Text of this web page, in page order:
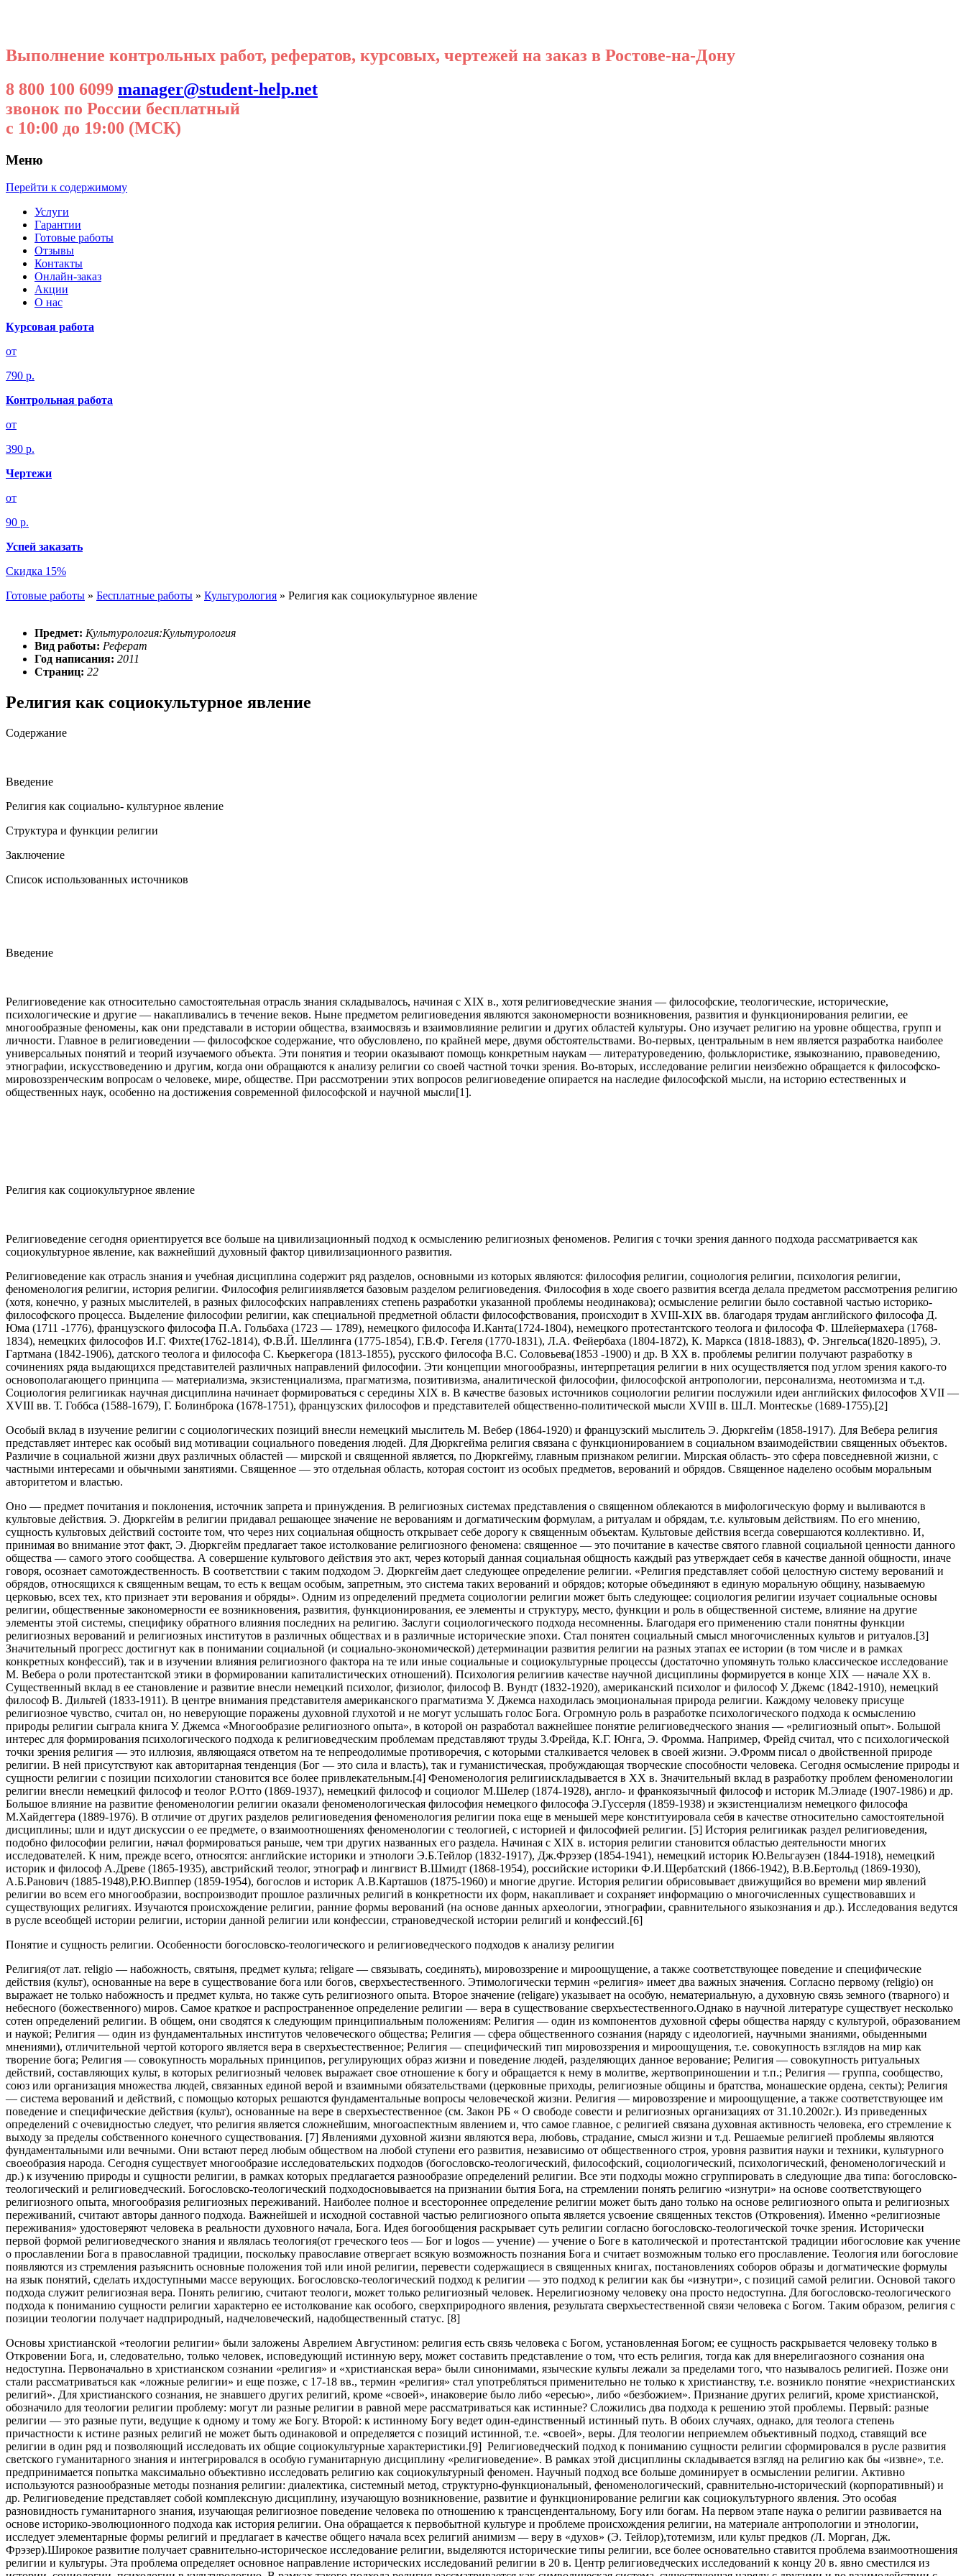
Выполнение контрольных работ, рефератов, курсовых, чертежей на заказ в Ростове-на-Дону
8 800 100 6099 manager@student-help.net
звонок по России бесплатный
с 10:00 до 19:00 (МСК)
Меню
Перейти к содержимому
Услуги
Гарантии
Готовые работы
Отзывы
Контакты
Онлайн-заказ
Акции
О нас
Курсовая работа
от
790 р.
Контрольная работа
от
390 р.
Чертежи
от
90 р.
Успей заказать
Скидка 15%
Готовые работы » Бесплатные работы » Культурология » Религия как социокультурное явление
Предмет: Культурология:Культурология
Вид работы: Реферат
Год написания: 2011
Страниц: 22
Религия как социокультурное явление
Содержание
Введение
Религия как социально- культурное явление
Структура и функции религии
Заключение
Список использованных источников
Введение
Религиоведение как относительно самостоятельная отрасль знания складывалось, начиная с XIX в., хотя религиоведческие знания — философские, теологические, исторические,
психологические и другие — накапливались в течение веков. Ныне предметом религиоведения являются закономерности возникновения, развития и функционирования религии, ее
многообразные феномены, как они представали в истории общества, взаимосвязь и взаимовлияние религии и других областей культуры. Оно изучает религию на уровне общества, групп и
личности. Главное в религиоведении — философское содержание, что обусловлено, по крайней мере, двумя обстоятельствами. Во-первых, центральным в нем является разработка наиболее
универсальных понятий и теорий изучаемого объекта. Эти понятия и теории оказывают помощь конкретным наукам — литературоведению, фольклористике, языкознанию, правоведению,
этнографии, искусствоведению и другим, когда они обращаются к анализу религии со своей частной точки зрения. Во-вторых, исследование религии неизбежно обращается к философско-
мировоззренческим вопросам о человеке, мире, обществе. При рассмотрении этих вопросов религиоведение опирается на наследие философской мысли, на историю естественных и
общественных наук, особенно на достижения современной философской и научной мысли[1].
Религия как социокультурное явление
Религиоведение сегодня ориентируется все больше на цивилизационный подход к осмыслению религиозных феноменов. Религия с точки зрения данного подхода рассматривается как
социокультурное явление, как важнейший духовный фактор цивилизационного развития.
Религиоведение как отрасль знания и учебная дисциплина содержит ряд разделов, основными из которых являются: философия религии, социология религии, психология религии,
феноменология религии, история религии. Философия религииявляется базовым разделом религиоведения. Философия в ходе своего развития всегда делала предметом рассмотрения религию
(хотя, конечно, у разных мыслителей, в разных философских направлениях степень разработки указанной проблемы неодинакова); осмысление религии было составной частью историко-
философского процесса. Выделение философии религии, как специальной предметной области философствования, происходит в XVIII-XIX вв. благодаря трудам английского философа Д.
Юма (1711 -1776), французского философа П.А. Гольбаха (1723 — 1789), немецкого философа И.Канта(1724-1804), немецкого протестантского теолога и философа Ф. Шлейермахера (1768-
1834), немецких философов И.Г. Фихте(1762-1814), Ф.В.Й. Шеллинга (1775-1854), Г.В.Ф. Гегеля (1770-1831), Л.А. Фейербаха (1804-1872), К. Маркса (1818-1883), Ф. Энгельса(1820-1895), Э.
Гартмана (1842-1906), датского теолога и философа С. Кьеркегора (1813-1855), русского философа В.С. Соловьева(1853 -1900) и др. В XX в. проблемы религии получают разработку в
сочинениях ряда выдающихся представителей различных направлений философии. Эти концепции многообразны, интерпретация религии в них осуществляется под углом зрения какого-то
основополагающего принципа — материализма, экзистенциализма, прагматизма, позитивизма, аналитической философии, философской антропологии, персонализма, неотомизма и т.д.
Социология религиикак научная дисциплина начинает формироваться с середины XIX в. В качестве базовых источников социологии религии послужили идеи английских философов XVII —
XVIII вв. Т. Гоббса (1588-1679), Г. Болинброка (1678-1751), французских философов и представителей общественно-политической мысли XVIII в. Ш.Л. Монтескье (1689-1755).[2]
Особый вклад в изучение религии с социологических позиций внесли немецкий мыслитель М. Вебер (1864-1920) и французский мыслитель Э. Дюркгейм (1858-1917). Для Вебера религия
представляет интерес как особый вид мотивации социального поведения людей. Для Дюркгейма религия связана с функционированием в социальном взаимодействии священных объектов.
Различие в социальной жизни двух различных областей — мирской и священной является, по Дюркгейму, главным признаком религии. Мирская область- это сфера повседневной жизни, с
частными интересами и обычными занятиями. Священное — это отдельная область, которая состоит из особых предметов, верований и обрядов. Священное наделено особым моральным
авторитетом и властью.
Оно — предмет почитания и поклонения, источник запрета и принуждения. В религиозных системах представления о священном облекаются в мифологическую форму и выливаются в
культовые действия. Э. Дюркгейм в религии придавал решающее значение не верованиям и догматическим формулам, а ритуалам и обрядам, т.е. культовым действиям. По его мнению,
сущность культовых действий состоите том, что через них социальная общность открывает себе дорогу к священным объектам. Культовые действия всегда совершаются коллективно. И,
принимая во внимание этот факт, Э. Дюркгейм предлагает такое истолкование религиозного феномена: священное — это почитание в качестве святого главной социальной ценности данного
общества — самого этого сообщества. А совершение культового действия это акт, через который данная социальная общность каждый раз утверждает себя в качестве данной общности, иначе
говоря, осознает самотождественность. В соответствии с таким подходом Э. Дюркгейм дает следующее определение религии. «Религия представляет собой целостную систему верований и
обрядов, относящихся к священным вещам, то есть к вещам особым, запретным, это система таких верований и обрядов; которые объединяют в единую моральную общину, называемую
церковью, всех тех, кто признает эти верования и обряды». Одним из определений предмета социологии религии может быть следующее: социология религии изучает социальные основы
религии, общественные закономерности ее возникновения, развития, функционирования, ее элементы и структуру, место, функции и роль в общественной системе, влияние на другие
элементы этой системы, специфику обратного влияния последних на религию. Заслуги социологического подхода несомненны. Благодаря его применению стали понятны функции
религиозных верований и религиозных институтов в различных обществах и в различные исторические эпохи. Стал понятен социальный смысл многочисленных культов и ритуалов.[3]
Значительный прогресс достигнут как в понимании социальной (и социально-экономической) детерминации развития религии на разных этапах ее истории (в том числе и в рамках
конкретных конфессий), так и в изучении влияния религиозного фактора на те или иные социальные и социокультурные процессы (достаточно упомянуть только классическое исследование
М. Вебера о роли протестантской этики в формировании капиталистических отношений). Психология религиив качестве научной дисциплины формируется в конце XIX — начале XX в.
Существенный вклад в ее становление и развитие внесли немецкий психолог, физиолог, философ В. Вундт (1832-1920), американский психолог и философ У. Джемс (1842-1910), немецкий
философ В. Дильтей (1833-1911). В центре внимания представителя американского прагматизма У. Джемса находилась эмоциональная природа религии. Каждому человеку присуще
религиозное чувство, считал он, но неверующие поражены духовной глухотой и не могут услышать голос Бога. Огромную роль в разработке психологического подхода к осмыслению
природы религии сыграла книга У. Джемса «Многообразие религиозного опыта», в которой он разработал важнейшее понятие религиоведческого знания — «религиозный опыт». Большой
интерес для формирования психологического подхода к религиоведческим проблемам представляют труды 3.Фрейда, К.Г. Юнга, Э. Фромма. Например, Фрейд считал, что с психологической
точки зрения религия — это иллюзия, являющаяся ответом на те непреодолимые противоречия, с которыми сталкивается человек в своей жизни. Э.Фромм писал о двойственной природе
религии. В ней присутствуют как авторитарная тенденция (Бог — это сила и власть), так и гуманистическая, пробуждающая творческие способности человека. Сегодня осмысление природы и
сущности религии с позиции психологии становится все более привлекательным.[4] Феноменология религиискладывается в XX в. Значительный вклад в разработку проблем феноменологии
религии внесли немецкий философ и теолог Р.Отто (1869-1937), немецкий философ и социолог М.Шелер (1874-1928), англо- и франкоязычный философ и историк М.Элиаде (1907-1986) и др.
Большое влияние на развитие феноменологии религии оказали феноменологическая философия немецкого философа Э.Гуссерля (1859-1938) и экзистенциализм немецкого философа
М.Хайдеггера (1889-1976). В отличие от других разделов религиоведения феноменология религии пока еще в меньшей мере конституировала себя в качестве относительно самостоятельной
дисциплины; шли и идут дискуссии о ее предмете, о взаимоотношениях феноменологии с теологией, с историей и философией религии. [5] История религиикак раздел религиоведения,
подобно философии религии, начал формироваться раньше, чем три других названных его раздела. Начиная с XIX в. история религии становится областью деятельности многих
исследователей. К ним, прежде всего, относятся: английские историки и этнологи Э.Б.Тейлор (1832-1917), Дж.Фрэзер (1854-1941), немецкий историк Ю.Вельгаузен (1844-1918), немецкий
историк и философ А.Древе (1865-1935), австрийский теолог, этнограф и лингвист В.Шмидт (1868-1954), российские историки Ф.И.Щербатский (1866-1942), В.В.Бертольд (1869-1930),
А.Б.Ранович (1885-1948),Р.Ю.Виппер (1859-1954), богослов и историк А.В.Карташов (1875-1960) и многие другие. История религии обрисовывает движущийся во времени мир явлений
религии во всем его многообразии, воспроизводит прошлое различных религий в конкретности их форм, накапливает и сохраняет информацию о многочисленных существовавших и
существующих религиях. Изучаются происхождение религии, ранние формы верований (на основе данных археологии, этнографии, сравнительного языкознания и др.). Исследования ведутся
в русле всеобщей истории религии, истории данной религии или конфессии, страноведческой истории религий и конфессий.[6]
Понятие и сущность религии. Особенности богословско-теологического и религиоведческого подходов к анализу религии
Религия(от лат. religio — набожность, святыня, предмет культа; religare — связывать, соединять), мировоззрение и мироощущение, а также соответствующее поведение и специфические
действия (культ), основанные на вере в существование бога или богов, сверхъестественного. Этимологически термин «религия» имеет два важных значения. Согласно первому (religio) он
выражает не только набожность и предмет культа, но также суть религиозного опыта. Второе значение (religare) указывает на особую, нематериальную, а духовную связь земного (тварного) и
небесного (божественного) миров. Самое краткое и распространенное определение религии — вера в существование сверхъестественного.Однако в научной литературе существует несколько
сотен определений религии. В общем, они сводятся к следующим принципиальным положениям: Религия — один из компонентов духовной сферы общества наряду с культурой, образованием
и наукой; Религия — один из фундаментальных институтов человеческого общества; Религия — сфера общественного сознания (наряду с идеологией, научными знаниями, обыденными
мнениями), отличительной чертой которого является вера в сверхъестественное; Религия — специфический тип мировоззрения и мироощущения, т.е. совокупность взглядов на мир как
творение бога; Религия — совокупность моральных принципов, регулирующих образ жизни и поведение людей, разделяющих данное верование; Религия — совокупность ритуальных
действий, составляющих культ, в которых религиозный человек выражает свое отношение к богу и обращается к нему в молитве, жертвоприношении и т.п.; Религия — группа, сообщество,
союз или организация множества людей, связанных единой верой и взаимными обязательствами (церковные приходы, религиозные общины и братства, монашеские ордена, секты); Религия
— система верований и действий, с помощью которых решаются фундаментальные вопросы человеческой жизни. Религия — мировоззрение и мироощущение, а также соответствующее им
поведение и специфические действия (культ), основанные на вере в сверхъестественное (см. Закон РБ « О свободе совести и религиозных организациях от 31.10.2002г.). Из приведенных
определений с очевидностью следует, что религия является сложнейшим, многоаспектным явлением и, что самое главное, с религией связана духовная активность человека, его стремление к
выходу за пределы собственного конечного существования. [7] Явлениями духовной жизни являются вера, любовь, страдание, смысл жизни и т.д. Решаемые религией проблемы являются
фундаментальными или вечными. Они встают перед любым обществом на любой ступени его развития, независимо от общественного строя, уровня развития науки и техники, культурного
своеобразия народа. Сегодня существует многообразие исследовательских подходов (богословско-теологический, философский, социологический, психологический, феноменологический и
др.) к изучению природы и сущности религии, в рамках которых предлагается разнообразие определений религии. Все эти подходы можно сгруппировать в следующие два типа: богословско-
теологический и религиоведческий. Богословско-теологический подходосновывается на признании бытия Бога, на стремлении понять религию «изнутри» на основе соответствующего
религиозного опыта, многообразия религиозных переживаний. Наиболее полное и всестороннее определение религии может быть дано только на основе религиозного опыта и религиозных
переживаний, считают авторы данного подхода. Важнейшей и исходной составной частью религиозного опыта является усвоение священных текстов (Откровения). Именно «религиозные
переживания» удостоверяют человека в реальности духовного начала, Бога. Идея богообщения раскрывает суть религии согласно богословско-теологической точке зрения. Исторически
первой формой религиоведческого знания и являлась теология(от греческого teos — Бог и logos — учение) — учение о Боге в католической и протестантской традиции ибогословие как учение
о прославлении Бога в православной традиции, поскольку православие отвергает всякую возможность познания Бога и считает возможным только его прославление. Теология или богословие
появляются из стремления разъяснить основные положения той или иной религии, перевести содержащиеся в священных книгах, постановлениях соборов образы и догматические формулы
на язык понятий, сделать ихдоступными массе верующих. Богословско-теологический подход к религии — это подход к религии как бы «изнутри», с позиций самой религии. Основой такого
подхода служит религиозная вера. Понять религию, считают теологи, может только религиозный человек. Нерелигиозному человеку она просто недоступна. Для богословско-теологического
подхода к пониманию сущности религии характерно ее истолкование как особого, сверхприродного явления, результата сверхъестественной связи человека с Богом. Таким образом, религия с
позиции теологии получает надприродный, надчеловеческий, надобщественный статус. [8]
Основы христианской «теологии религии» были заложены Аврелием Августином: религия есть связь человека с Богом, установленная Богом; ее сущность раскрывается человеку только в
Откровении Бога, и, следовательно, только человек, исповедующий истинную веру, может составить представление о том, что есть религия, тогда как для внерелигаозного сознания она
недоступна. Первоначально в христианском сознании «религия» и «христианская вера» были синонимами, языческие культы лежали за пределами того, что называлось религией. Позже они
стали рассматриваться как «ложные религии» и еще позже, с 17-18 вв., термин «религия» стал употребляться применительно не только к христианству, т.е. возникло понятие «нехристианских
религий». Для христианского сознания, не знавшего других религий, кроме «своей», инаковерие было либо «ересью», либо «безбожием». Признание других религий, кроме христианской,
обозначило для теологии религии проблему: могут ли разные религии в равной мере рассматриваться как истинные? Сложились два подхода к решению этой проблемы. Первый: разные
религии — это разные пути, ведущие к одному и тому же Богу. Второй: к истинному Богу ведет один-единственный истинный путь. В обоих случаях, однако, для теолога степень
причастности к истине разных религий не может быть одинаковой и определяется с позиций истинной, т.е. «своей», веры. Для теологии неприемлем объективный подход, ставящий все
религии в один ряд и позволяющий исследовать их общие социокультурные характеристики.[9] Религиоведческий подход к пониманию сущности религии сформировался в русле развития
светского гуманитарного знания и интегрировался в особую гуманитарную дисциплину «религиоведение». В рамках этой дисциплины складывается взгляд на религию как бы «извне», т.е.
предпринимается попытка максимально объективно исследовать религию как социокультурный феномен. Научный подход все больше доминирует в осмыслении религии. Активно
используются разнообразные методы познания религии: диалектика, системный метод, структурно-функциональный, феноменологический, сравнительно-исторический (корпоративный) и
др. Религиоведение представляет собой комплексную дисциплину, изучающую возникновение, развитие и функционирование религии как социокулътурного явления. Это особая
разновидность гуманитарного знания, изучающая религиозное поведение человека по отношению к трансцендентальному, Богу или богам. На первом этапе наука о религии развивается на
основе историко-эволюционного подхода как история религии. Она обращается к первобытной культуре и проблеме происхождения религии, на материале антропологии и этнологии,
исследует элементарные формы религий и предлагает в качестве общего начала всех религий анимизм —веру в «духов» (Э. Тейлор),тотемизм или культ предков (Л. Морган, Дж.
Фрэзер).Широкое развитие получает сравнительно-историческое исследование религии, выделяются исторические типы религии, все более основательно ставится проблема взаимоотношения
религии и культуры. Эта проблема определяет основное направление исторических исследований религии в 20 в. Центр религиоведческих исследований к концу 20 в. явно сместился из